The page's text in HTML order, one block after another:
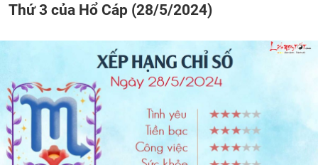
Thứ 3 của Hổ Cáp (28/5/2024)